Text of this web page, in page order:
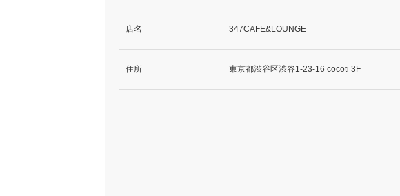
店名 347CAFE&LOUNGE
住所 東京都渋谷区渋谷1-23-16 cocoti 3F